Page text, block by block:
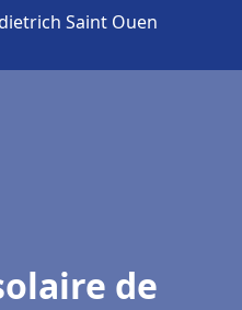
Saint Ouen
de